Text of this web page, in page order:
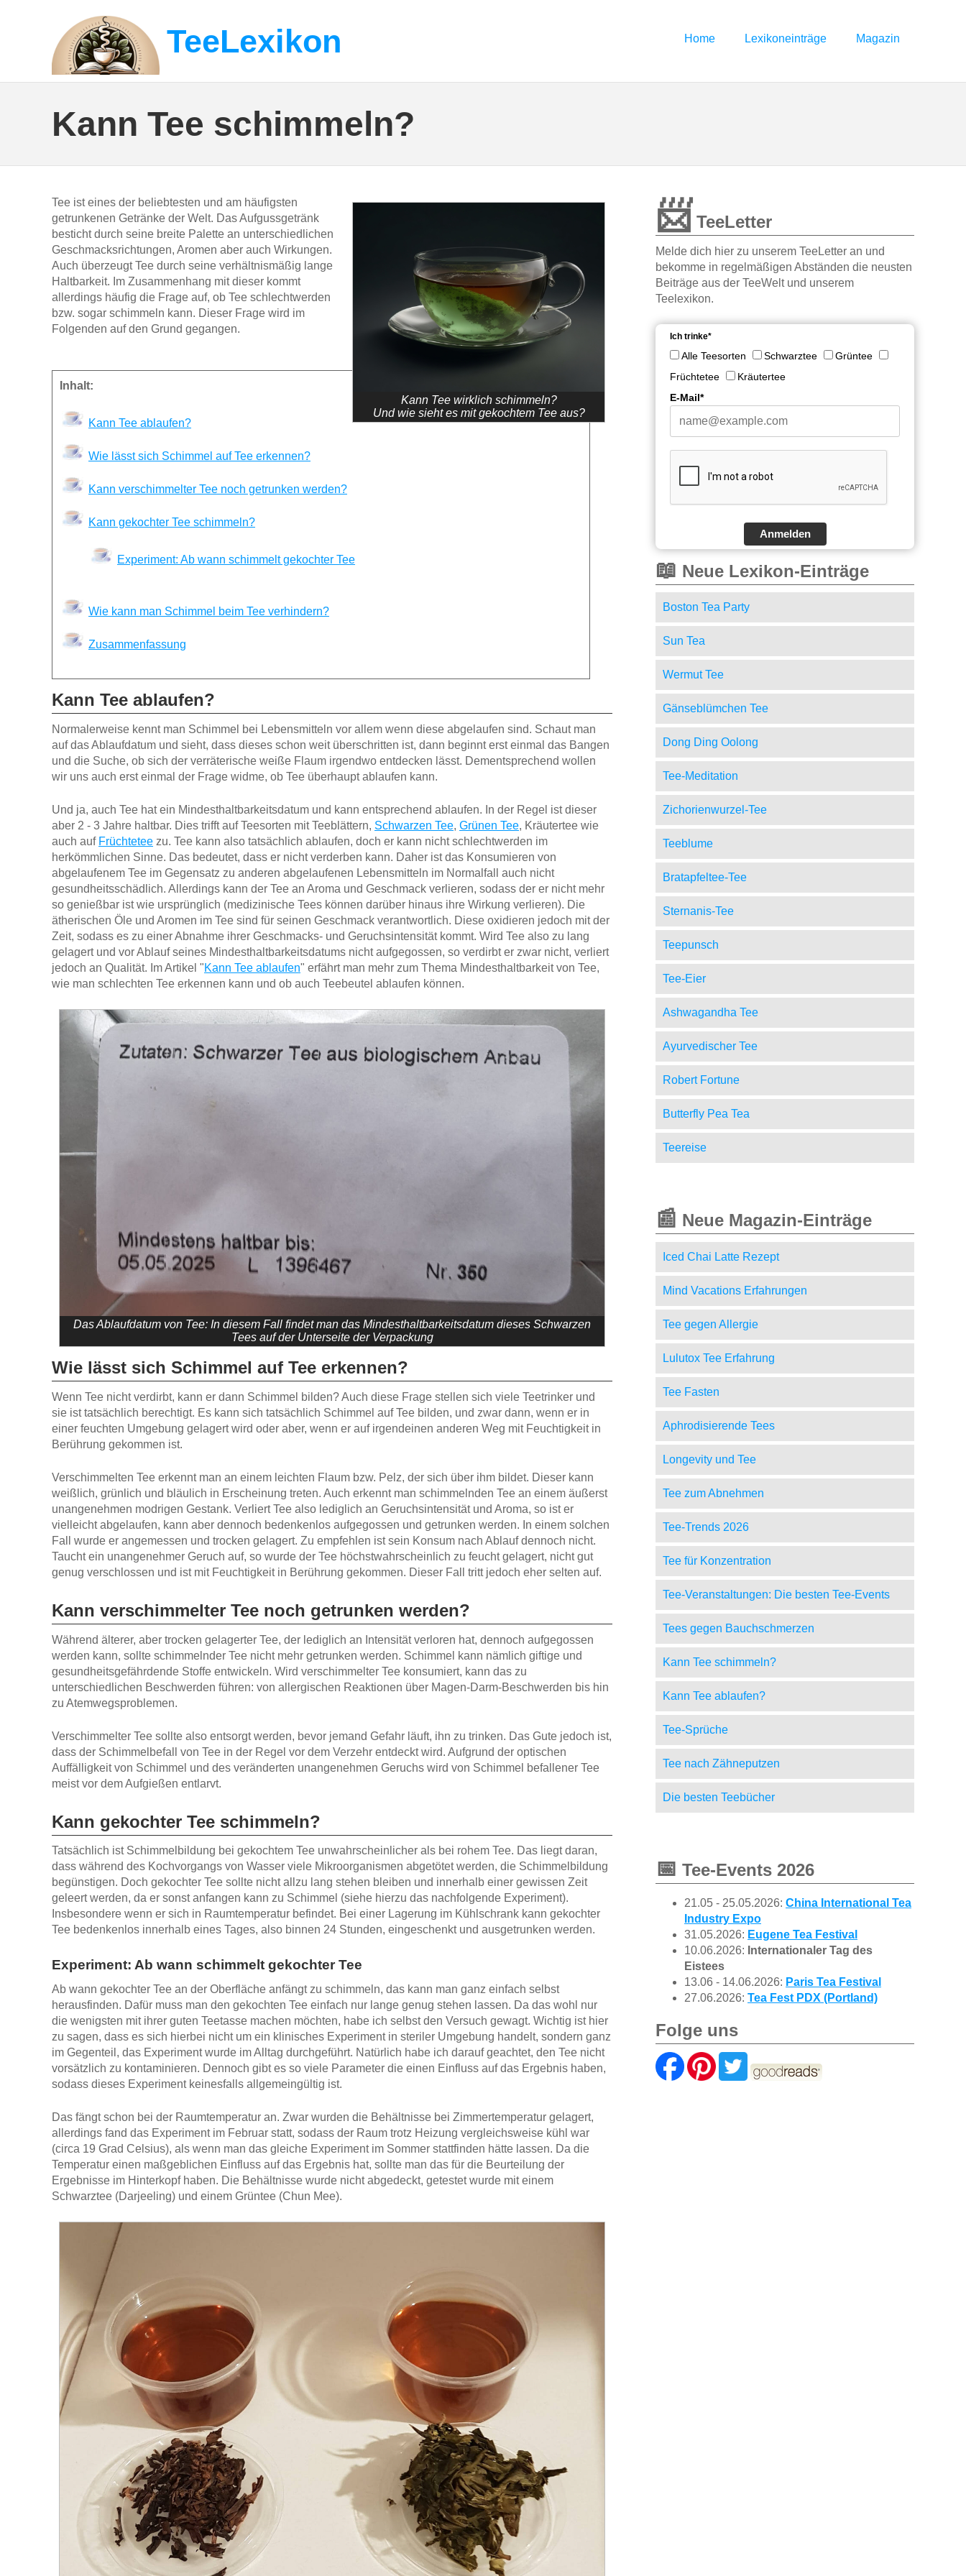
TeeLexikon Home Lexikoneinträge Magazin
Kann Tee schimmeln?
Kann Tee wirklich schimmeln?
Und wie sieht es mit gekochtem Tee aus?
Tee ist eines der beliebtesten und am häufigsten
getrunkenen Getränke der Welt. Das Aufgussgetränk
besticht durch seine breite Palette an unterschiedlichen
Geschmacksrichtungen, Aromen aber auch Wirkungen.
Auch überzeugt Tee durch seine verhältnismäßig lange
Haltbarkeit. Im Zusammenhang mit dieser kommt
allerdings häufig die Frage auf, ob Tee schlechtwerden
bzw. sogar schimmeln kann. Dieser Frage wird im
Folgenden auf den Grund gegangen.
Inhalt:
Kann Tee ablaufen?
Wie lässt sich Schimmel auf Tee erkennen?
Kann verschimmelter Tee noch getrunken werden?
Kann gekochter Tee schimmeln?
Experiment: Ab wann schimmelt gekochter Tee
Wie kann man Schimmel beim Tee verhindern?
Zusammenfassung
Kann Tee ablaufen?
Normalerweise kennt man Schimmel bei Lebensmitteln vor allem wenn diese abgelaufen sind. Schaut man
auf das Ablaufdatum und sieht, dass dieses schon weit überschritten ist, dann beginnt erst einmal das Bangen
und die Suche, ob sich der verräterische weiße Flaum irgendwo entdecken lässt. Dementsprechend wollen
wir uns auch erst einmal der Frage widme, ob Tee überhaupt ablaufen kann.
Und ja, auch Tee hat ein Mindesthaltbarkeitsdatum und kann entsprechend ablaufen. In der Regel ist dieser
aber 2 - 3 Jahre haltbar. Dies trifft auf Teesorten mit Teeblättern, Schwarzen Tee, Grünen Tee, Kräutertee wie
auch auf Früchtetee zu. Tee kann also tatsächlich ablaufen, doch er kann nicht schlechtwerden im
herkömmlichen Sinne. Das bedeutet, dass er nicht verderben kann. Daher ist das Konsumieren von
abgelaufenem Tee im Gegensatz zu anderen abgelaufenen Lebensmitteln im Normalfall auch nicht
gesundheitsschädlich. Allerdings kann der Tee an Aroma und Geschmack verlieren, sodass der er nicht mehr
so genießbar ist wie ursprünglich (medizinische Tees können darüber hinaus ihre Wirkung verlieren). Die
ätherischen Öle und Aromen im Tee sind für seinen Geschmack verantwortlich. Diese oxidieren jedoch mit der
Zeit, sodass es zu einer Abnahme ihrer Geschmacks- und Geruchsintensität kommt. Wird Tee also zu lang
gelagert und vor Ablauf seines Mindesthaltbarkeitsdatums nicht aufgegossen, so verdirbt er zwar nicht, verliert
jedoch an Qualität. Im Artikel "Kann Tee ablaufen" erfährt man mehr zum Thema Mindesthaltbarkeit von Tee,
wie man schlechten Tee erkennen kann und ob auch Teebeutel ablaufen können.
Das Ablaufdatum von Tee: In diesem Fall findet man das Mindesthaltbarkeitsdatum dieses Schwarzen
Tees auf der Unterseite der Verpackung
Wie lässt sich Schimmel auf Tee erkennen?
Wenn Tee nicht verdirbt, kann er dann Schimmel bilden? Auch diese Frage stellen sich viele Teetrinker und
sie ist tatsächlich berechtigt. Es kann sich tatsächlich Schimmel auf Tee bilden, und zwar dann, wenn er in
einer feuchten Umgebung gelagert wird oder aber, wenn er auf irgendeinen anderen Weg mit Feuchtigkeit in
Berührung gekommen ist.
Verschimmelten Tee erkennt man an einem leichten Flaum bzw. Pelz, der sich über ihm bildet. Dieser kann
weißlich, grünlich und bläulich in Erscheinung treten. Auch erkennt man schimmelnden Tee an einem äußerst
unangenehmen modrigen Gestank. Verliert Tee also lediglich an Geruchsintensität und Aroma, so ist er
vielleicht abgelaufen, kann aber dennoch bedenkenlos aufgegossen und getrunken werden. In einem solchen
Fall wurde er angemessen und trocken gelagert. Zu empfehlen ist sein Konsum nach Ablauf dennoch nicht.
Taucht ein unangenehmer Geruch auf, so wurde der Tee höchstwahrscheinlich zu feucht gelagert, nicht gut
genug verschlossen und ist mit Feuchtigkeit in Berührung gekommen. Dieser Fall tritt jedoch eher selten auf.
Kann verschimmelter Tee noch getrunken werden?
Während älterer, aber trocken gelagerter Tee, der lediglich an Intensität verloren hat, dennoch aufgegossen
werden kann, sollte schimmelnder Tee nicht mehr getrunken werden. Schimmel kann nämlich giftige und
gesundheitsgefährdende Stoffe entwickeln. Wird verschimmelter Tee konsumiert, kann das zu
unterschiedlichen Beschwerden führen: von allergischen Reaktionen über Magen-Darm-Beschwerden bis hin
zu Atemwegsproblemen.
Verschimmelter Tee sollte also entsorgt werden, bevor jemand Gefahr läuft, ihn zu trinken. Das Gute jedoch ist,
dass der Schimmelbefall von Tee in der Regel vor dem Verzehr entdeckt wird. Aufgrund der optischen
Auffälligkeit von Schimmel und des veränderten unangenehmen Geruchs wird von Schimmel befallener Tee
meist vor dem Aufgießen entlarvt.
Kann gekochter Tee schimmeln?
Tatsächlich ist Schimmelbildung bei gekochtem Tee unwahrscheinlicher als bei rohem Tee. Das liegt daran,
dass während des Kochvorgangs von Wasser viele Mikroorganismen abgetötet werden, die Schimmelbildung
begünstigen. Doch gekochter Tee sollte nicht allzu lang stehen bleiben und innerhalb einer gewissen Zeit
geleert werden, da er sonst anfangen kann zu Schimmel (siehe hierzu das nachfolgende Experiment).
Insbesondere wenn er sich in Raumtemperatur befindet. Bei einer Lagerung im Kühlschrank kann gekochter
Tee bedenkenlos innerhalb eines Tages, also binnen 24 Stunden, eingeschenkt und ausgetrunken werden.
Experiment: Ab wann schimmelt gekochter Tee
Ab wann gekochter Tee an der Oberfläche anfängt zu schimmeln, das kann man ganz einfach selbst
herausfinden. Dafür muss man den gekochten Tee einfach nur lange genug stehen lassen. Da das wohl nur
die wenigsten mit ihrer guten Teetasse machen möchten, habe ich selbst den Versuch gewagt. Wichtig ist hier
zu sagen, dass es sich hierbei nicht um ein klinisches Experiment in steriler Umgebung handelt, sondern ganz
im Gegenteil, das Experiment wurde im Alltag durchgeführt. Natürlich habe ich darauf geachtet, den Tee nicht
vorsätzlich zu kontaminieren. Dennoch gibt es so viele Parameter die einen Einfluss auf das Ergebnis haben,
sodass dieses Experiment keinesfalls allgemeingültig ist.
Das fängt schon bei der Raumtemperatur an. Zwar wurden die Behältnisse bei Zimmertemperatur gelagert,
allerdings fand das Experiment im Februar statt, sodass der Raum trotz Heizung vergleichsweise kühl war
(circa 19 Grad Celsius), als wenn man das gleiche Experiment im Sommer stattfinden hätte lassen. Da die
Temperatur einen maßgeblichen Einfluss auf das Ergebnis hat, sollte man das für die Beurteilung der
Ergebnisse im Hinterkopf haben. Die Behältnisse wurde nicht abgedeckt, getestet wurde mit einem
Schwarztee (Darjeeling) und einem Grüntee (Chun Mee).
📨 TeeLetter
Melde dich hier zu unserem TeeLetter an und
bekomme in regelmäßigen Abständen die neusten
Beiträge aus der TeeWelt und unserem
Teelexikon.
Ich trinke*
Alle Teesorten Schwarztee
Grüntee
Früchtetee
Kräutertee
E-Mail*
Anmelden
📖 Neue Lexikon-Einträge
Boston Tea Party
Sun Tea
Wermut Tee
Gänseblümchen Tee
Dong Ding Oolong
Tee-Meditation
Zichorienwurzel-Tee
Teeblume
Bratapfeltee-Tee
Sternanis-Tee
Teepunsch
Tee-Eier
Ashwagandha Tee
Ayurvedischer Tee
Robert Fortune
Butterfly Pea Tea
Teereise
📰 Neue Magazin-Einträge
Iced Chai Latte Rezept
Mind Vacations Erfahrungen
Tee gegen Allergie
Lulutox Tee Erfahrung
Tee Fasten
Aphrodisierende Tees
Longevity und Tee
Tee zum Abnehmen
Tee-Trends 2026
Tee für Konzentration
Tee-Veranstaltungen: Die besten Tee-Events
Tees gegen Bauchschmerzen
Kann Tee schimmeln?
Kann Tee ablaufen?
Tee-Sprüche
Tee nach Zähneputzen
Die besten Teebücher
📅 Tee-Events 2026
21.05 - 25.05.2026: China International Tea
Industry Expo
31.05.2026: Eugene Tea Festival
10.06.2026: Internationaler Tag des
Eistees
13.06 - 14.06.2026: Paris Tea Festival
27.06.2026: Tea Fest PDX (Portland)
Folge uns